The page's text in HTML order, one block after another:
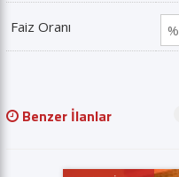
Faiz Oranı
Benzer İlanlar